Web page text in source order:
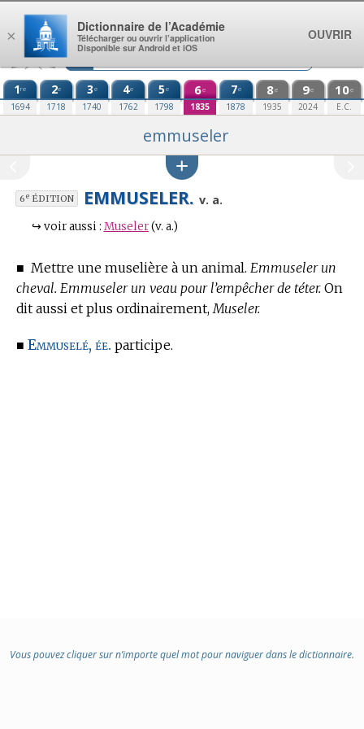
Aller au contenu
1re
1694
2e
1718
3e
1740
4e
1762
5e
1798
6e
1835
7e
1878
8e
1935
9e
2024
10e
E.C.
emmuseler
6eÉDITION EMMUSELER. v. a.
↪ voir aussi : Museler (v. a.)
■ Mettre une muselière à un animal. Emmuseler un
cheval. Emmuseler un veau pour l’empêcher de téter. On
dit aussi et plus ordinairement, Museler.
■ Emmuselé, ée. participe.
Vous pouvez cliquer sur n’importe quel mot pour naviguer dans le dictionnaire.
×
Dictionnaire de l’Académie
Télécharger ou ouvrir l’application
Disponible sur Android et iOS
OUVRIR